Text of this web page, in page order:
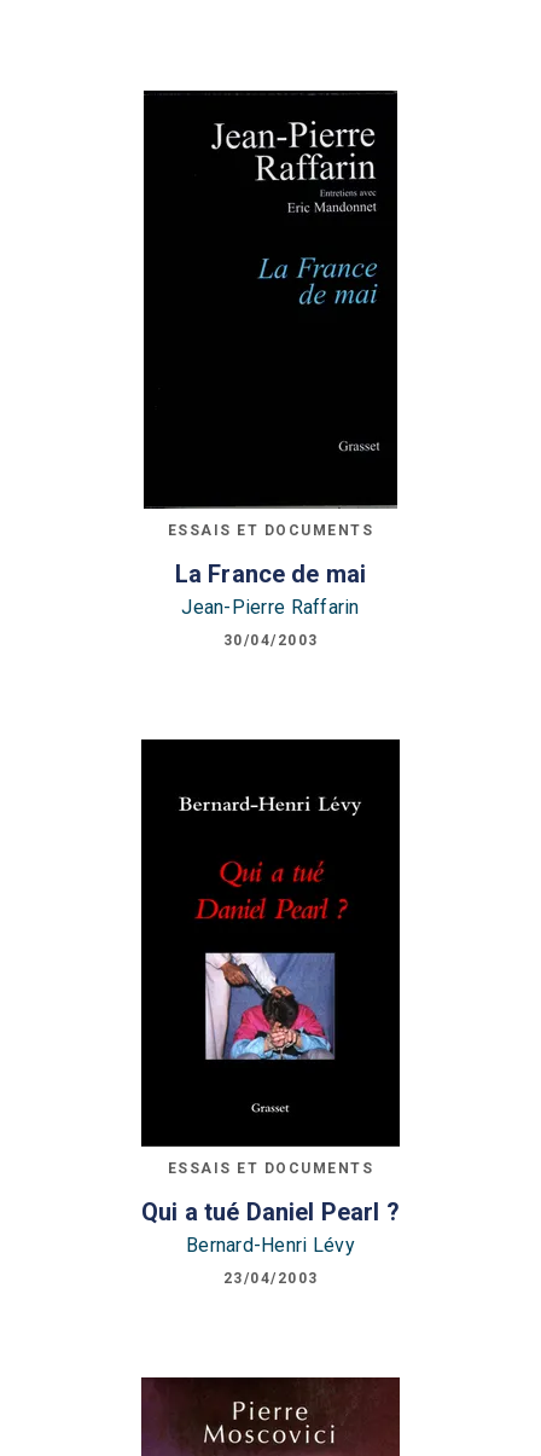
ESSAIS ET DOCUMENTS
La France de mai
Jean-Pierre Raffarin
30/04/2003
ESSAIS ET DOCUMENTS
Qui a tué Daniel Pearl ?
Bernard-Henri Lévy
23/04/2003